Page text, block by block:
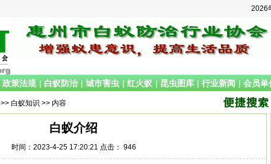
2026
政策法规 | 白蚁防治 | 城市害虫 | 红火蚁 | 昆虫图库 | 行业新闻 | 会员单
>> 白蚁知识 >> 内容
白蚁介绍
时间：2023-4-25 17:20:21 点击： 946